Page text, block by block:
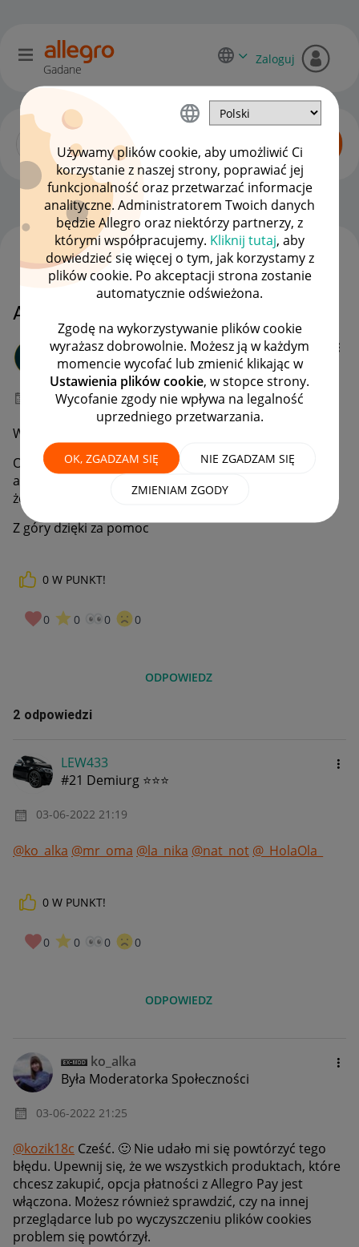
Używamy plików cookie, aby umożliwić Ci
korzystanie z naszej strony, poprawiać jej
funkcjonalność oraz przetwarzać informacje
analityczne. Administratorem Twoich danych
będzie Allegro oraz niektórzy partnerzy, z
którymi współpracujemy. Kliknij tutaj, aby
dowiedzieć się więcej o tym, jak korzystamy z
plików cookie. Po akceptacji strona zostanie
automatycznie odświeżona.
Zgodę na wykorzystywanie plików cookie
wyrażasz dobrowolnie. Możesz ją w każdym
momencie wycofać lub zmienić klikając w
Ustawienia plików cookie, w stopce strony.
Wycofanie zgody nie wpływa na legalność
uprzedniego przetwarzania.
OK, ZGADZAM SIĘ NIE ZGADZAM SIĘ
ZMIENIAM ZGODY
Gadane
Zaloguj
Allegro Pay OPCJE
Allegro raty
kozik18c
#1 Nowicjusz
‎03-06-2022 21:18
Witam,
Opcja raty jest zablokowana, pytanie czy to jakaś
awaria? Próbowałem z mojego konta i żony więc opcje
że coś nie tak z moim kontem raczej odrzucam.
Z góry dzięki za pomoc
0 W PUNKT!
0 0 0 0
ODPOWIEDZ
WSZYSTKIE TEMATY
2 odpowiedzi
LEW433
#21 Demiurg ⭐⭐⭐
‎03-06-2022 21:19
@ko_alka @mr_oma @la_nika @nat_not @_HolaOla_
0 W PUNKT!
0 0 0 0
ODPOWIEDZ
ko_alka
Była Moderatorka Społeczności
‎03-06-2022 21:25
@kozik18c Cześć. 🙂 Nie udało mi się powtórzyć tego
błędu. Upewnij się, że we wszystkich produktach, które
chcesz zakupić, opcja płatności z Allegro Pay jest
włączona. Możesz również sprawdzić, czy na innej
przeglądarce lub po wyczyszczeniu plików cookies
problem się powtórzył.